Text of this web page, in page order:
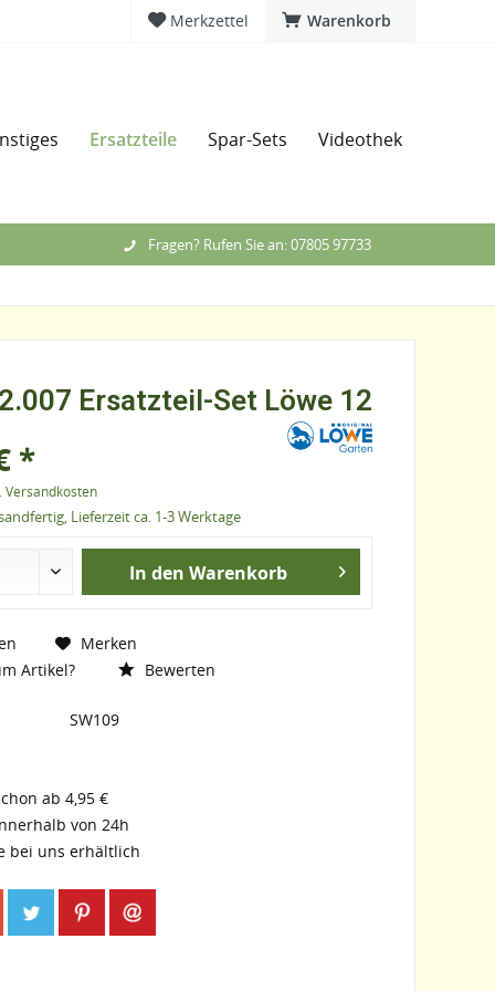
Warenkorb
Merkzettel
Ersatzteile Spar-Sets Videothek
Fragen? Rufen Sie an: 07805 97733
Ersatzteil-Set Löwe 12
*
Versandkosten
Lieferzeit ca. 1-3 Werktage
In den Warenkorb
Merken
Artikel?
Bewerten
SW109
ab 4,95 €
von 24h
bei uns erhältlich